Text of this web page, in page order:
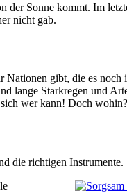
Sonne kommt. Im
nicht gab.
gibt, die es
lange Starkregen und
wer kann! Doch wohin?
die richtigen Instrumente.